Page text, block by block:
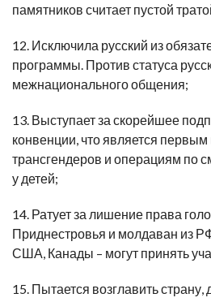
памятников считает пустой
12. Исключила русский из
программы. Против статуса
межнационального общения;
13. Выступает за скорейшее
конвенции, что является
трансгендеров и операциям по
у детей;
14. Ратует за лишение права
Приднестровья и молдаван из
США, Канады – могут принять
15. Пытается возглавить страну,